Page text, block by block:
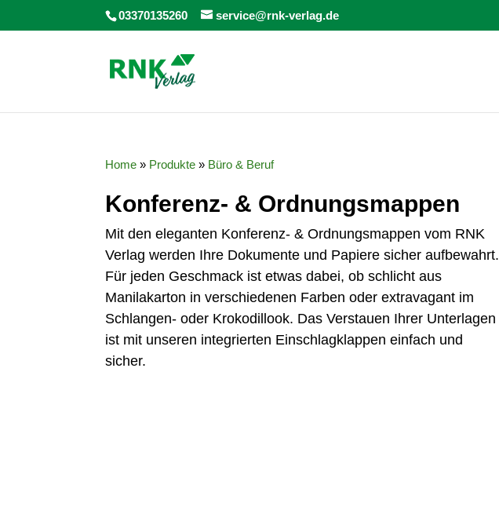
03370135260 service@rnk-verlag.de
Home » Produkte » Büro & Beruf
Konferenz- & Ordnungsmappen
Mit den eleganten Konferenz- & Ordnungsmappen vom RNK
Verlag werden Ihre Dokumente und Papiere sicher aufbewahrt.
Für jeden Geschmack ist etwas dabei, ob schlicht aus
Manilakarton in verschiedenen Farben oder extravagant im
Schlangen- oder Krokodillook. Das Verstauen Ihrer Unterlagen
ist mit unseren integrierten Einschlagklappen einfach und
sicher.